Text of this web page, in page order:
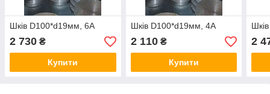
Шків D100*d19мм, 6А
2 730 ₴
Купити
Шків D100*d19мм, 4А
2 110₴
Купити
2